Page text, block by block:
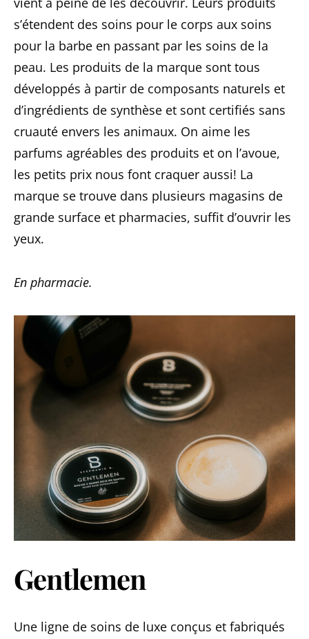
s’étendent des soins pour le corps aux soins
pour la barbe en passant par les soins de la
peau. Les produits de la marque sont tous
développés à partir de composants naturels et
d’ingrédients de synthèse et sont certifiés sans
cruauté envers les animaux. On aime les
parfums agréables des produits et on l’avoue,
les petits prix nous font craquer aussi! La
marque se trouve dans plusieurs magasins de
grande surface et pharmacies, suffit d’ouvrir les
yeux.
En pharmacie.
Gentlemen
Une ligne de soins de luxe conçus et fabriqués